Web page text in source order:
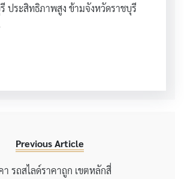
ประสิทธิภาพสูง ข้ามจังหวัดราชบุรี
Previous Article
า รถสไลด์ราคาถูก เขตหลักสี่